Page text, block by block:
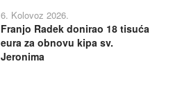
6. Kolovoz 2026.
Franjo Radek donirao 18 tisuća
eura za obnovu kipa sv.
Jeronima